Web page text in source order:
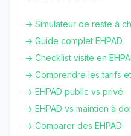
→ Simulateur de reste à
→ Guide complet EHPAD
→ Checklist visite en
→ Comprendre les tarifs et
→ EHPAD public vs privé
→ EHPAD vs maintien à
→ Comparer des EHPAD